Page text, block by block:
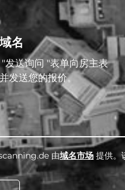
名
发送询问 "表单向房主表
发送您的报价。
由域名市场 提供。